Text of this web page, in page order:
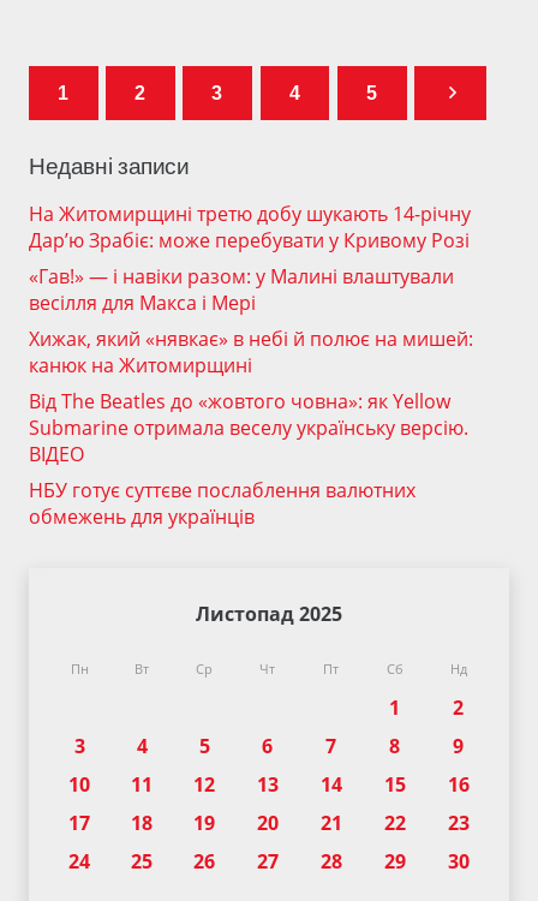
1 2 3 4 5
Недавні записи
На Житомирщині третю добу шукають 14-річну
Дар’ю Зрабіє: може перебувати у Кривому Розі
«Гав!» — і навіки разом: у Малині влаштували
весілля для Макса і Мері
Хижак, який «нявкає» в небі й полює на мишей:
канюк на Житомирщині
Від The Beatles до «жовтого човна»: як Yellow
Submarine отримала веселу українську версію.
ВІДЕО
НБУ готує суттєве послаблення валютних
обмежень для українців
Листопад 2025
Пн Вт Ср Чт Пт Сб Нд
1
2
3
4 5 6 7 8
9
10
11 12 13 14 15
16
17
18 19 20 21 22
23
24
25 26 27 28 29 30